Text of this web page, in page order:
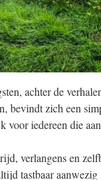
achter de
bevindt zich een
voor iedereen die
verlangens en
tastbaar aanwezig